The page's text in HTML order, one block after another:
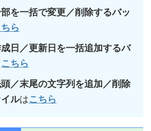
を一括で変更／削除するバッ
ら
日／更新日を一括追加するバ
こちら
／末尾の文字列を追加／削除
ルはこちら